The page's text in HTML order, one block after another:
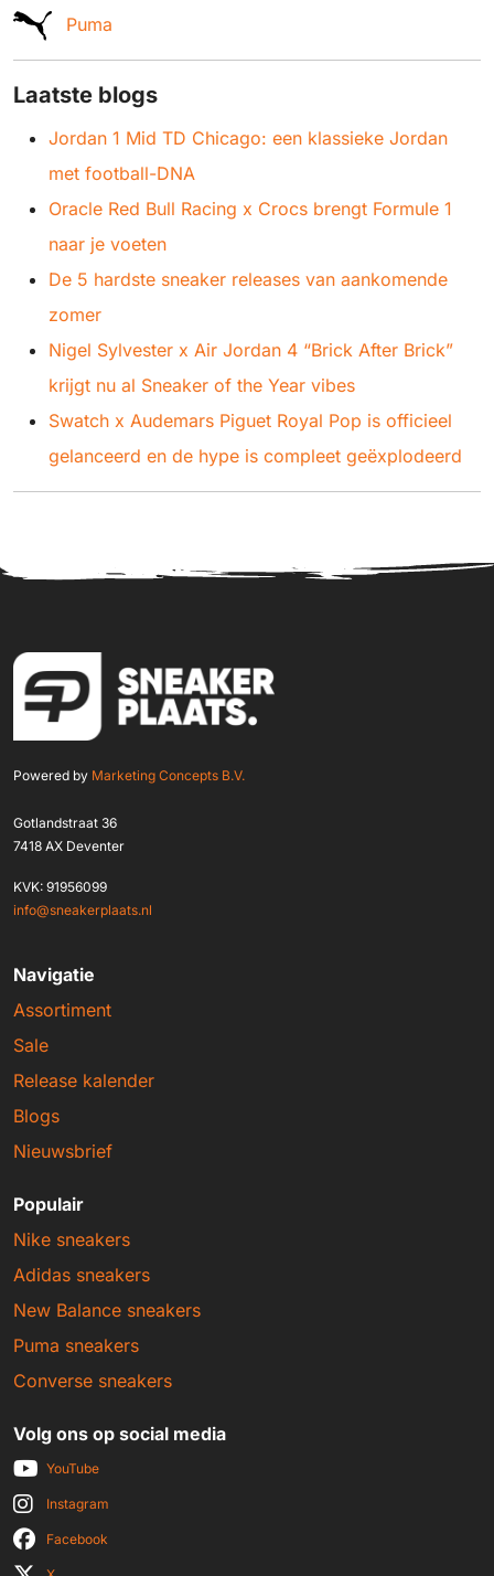
Puma
Laatste blogs
Jordan 1 Mid TD Chicago: een klassieke Jordan
met football-DNA
Oracle Red Bull Racing x Crocs brengt Formule 1
naar je voeten
De 5 hardste sneaker releases van aankomende
zomer
Nigel Sylvester x Air Jordan 4 “Brick After Brick”
krijgt nu al Sneaker of the Year vibes
Swatch x Audemars Piguet Royal Pop is officieel
gelanceerd en de hype is compleet geëxplodeerd
Powered by Marketing Concepts B.V.
Gotlandstraat 36
7418 AX Deventer
KVK: 91956099
info@sneakerplaats.nl
Navigatie
Assortiment
Sale
Release kalender
Blogs
Nieuwsbrief
Populair
Nike sneakers
Adidas sneakers
New Balance sneakers
Puma sneakers
Converse sneakers
Volg ons op social media
YouTube
Instagram
Facebook